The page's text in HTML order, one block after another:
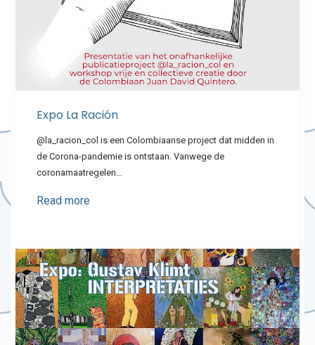
Expo La Ración
@la_racion_col is een Colombiaanse project dat midden in
de Corona-pandemie is ontstaan. Vanwege de
coronamaatregelen…
Read more